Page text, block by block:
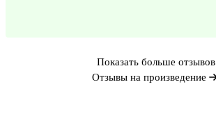
Показать больше отзывов
Отзывы на произведение